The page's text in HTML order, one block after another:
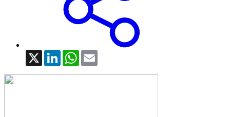
X LinkedInWhatsApp